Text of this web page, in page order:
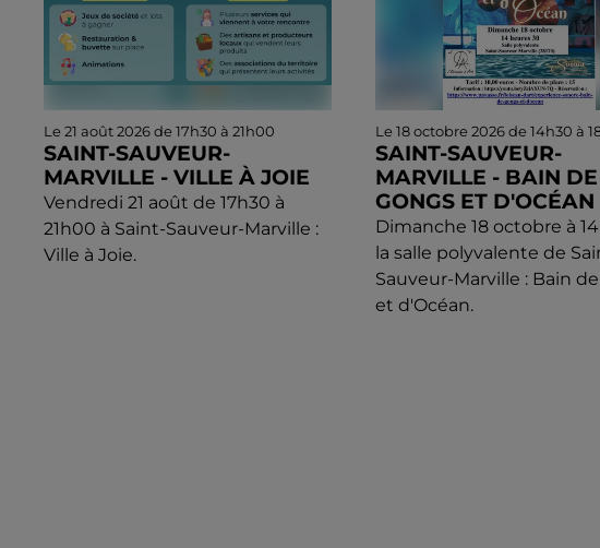
Le 21 août 2026 de 17h30 à 21h00
SAINT-SAUVEUR-
MARVILLE - VILLE À JOIE
Vendredi 21 août de 17h30 à
21h00 à Saint-Sauveur-Marville :
Ville à Joie.
Le 18 octobre 2026 de 14h30 à
SAINT-SAUVEUR-
MARVILLE - BAIN DE
GONGS ET D'OCÉAN
Dimanche 18 octobre à
la salle polyvalente de
Sauveur-Marville : Bain
et d'Océan.